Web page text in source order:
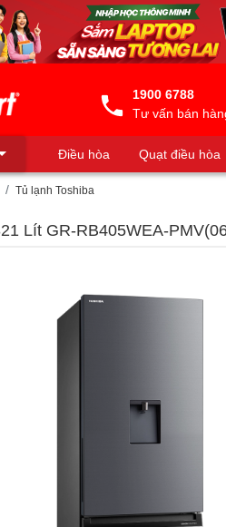
1900 6788
Tư vấn bán
Điều hòa Quạt điều hòa
Máy lọc nước
Tủ lạnh Toshiba
Lít GR-RB405WEA-